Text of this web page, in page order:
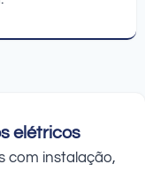
elétricos
com instalação,